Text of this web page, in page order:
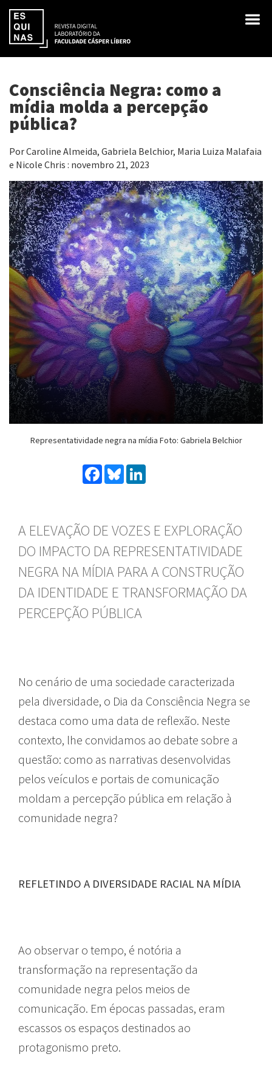
Consciência Negra: como a
mídia molda a percepção
pública?
Por Caroline Almeida, Gabriela Belchior, Maria Luiza Malafaia
e Nicole Chris : novembro 21, 2023
Representatividade negra na mídia Foto: Gabriela Belchior
Facebook
Bluesky
A ELEVAÇÃO DE VOZES E EXPLORAÇÃO
DO IMPACTO DA REPRESENTATIVIDADE
NEGRA NA MÍDIA PARA A CONSTRUÇÃO
DA IDENTIDADE E TRANSFORMAÇÃO DA
PERCEPÇÃO PÚBLICA
No cenário de uma sociedade caracterizada
pela diversidade, o Dia da Consciência Negra se
destaca como uma data de reflexão. Neste
contexto, lhe convidamos ao debate sobre a
questão: como as narrativas desenvolvidas
pelos veículos e portais de comunicação
moldam a percepção pública em relação à
comunidade negra?
REFLETINDO A DIVERSIDADE RACIAL NA MÍDIA
Ao observar o tempo, é notória a
transformação na representação da
comunidade negra pelos meios de
comunicação. Em épocas passadas, eram
escassos os espaços destinados ao
protagonismo preto.